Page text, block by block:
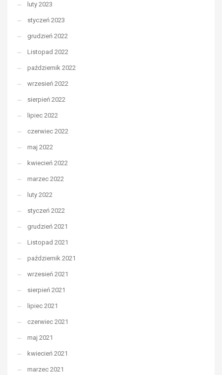
luty 2023
styczeń 2023
grudzień 2022
Listopad 2022
październik 2022
wrzesień 2022
sierpień 2022
lipiec 2022
czerwiec 2022
maj 2022
kwiecień 2022
marzec 2022
luty 2022
styczeń 2022
grudzień 2021
Listopad 2021
październik 2021
wrzesień 2021
sierpień 2021
lipiec 2021
czerwiec 2021
maj 2021
kwiecień 2021
marzec 2021